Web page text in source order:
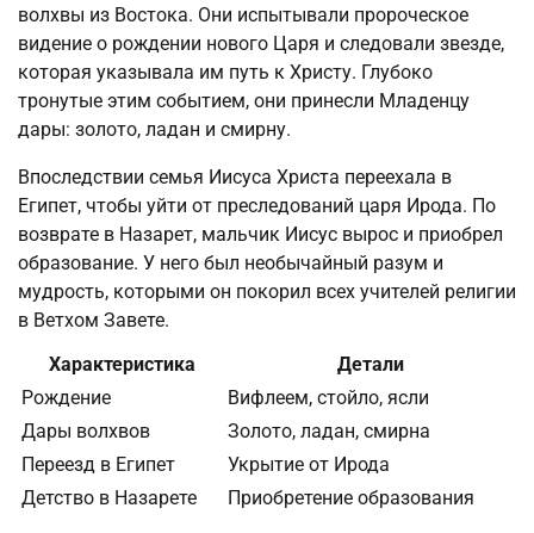
волхвы из Востока. Они испытывали пророческое
видение о рождении нового Царя и следовали звезде,
которая указывала им путь к Христу. Глубоко
тронутые этим событием, они принесли Младенцу
дары: золото, ладан и смирну.
Впоследствии семья Иисуса Христа переехала в
Египет, чтобы уйти от преследований царя Ирода. По
возврате в Назарет, мальчик Иисус вырос и приобрел
образование. У него был необычайный разум и
мудрость, которыми он покорил всех учителей религии
в Ветхом Завете.
Характеристика
Детали
Рождение
Вифлеем, стойло, ясли
Дары волхвов
Золото, ладан, смирна
Переезд в Египет
Укрытие от Ирода
Детство в Назарете
Приобретение образования